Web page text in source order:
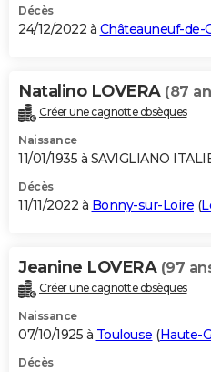
Décès
24/12/2022 à Châteauneuf-de-
Natalino LOVERA (87
Créer une cagnotte obsèques
Naissance
11/01/1935 à SAVIGLIANO
Décès
11/11/2022 à Bonny-sur-Loire (
Jeanine LOVERA (97
Créer une cagnotte obsèques
Naissance
07/10/1925 à Toulouse (Haute-
Décès